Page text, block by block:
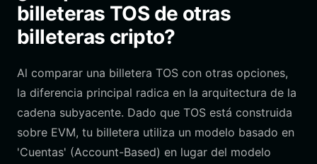
billeteras TOS de otras
billeteras cripto?
Al comparar una billetera TOS con otras opciones,
la diferencia principal radica en la arquitectura de la
cadena subyacente. Dado que TOS está construida
sobre EVM, tu billetera utiliza un modelo basado en
'Cuentas' (Account-Based) en lugar del modelo